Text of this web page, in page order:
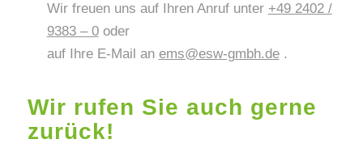
Wir freuen uns auf Ihren Anruf unter +49 2402 /
9383 – 0oder
auf Ihre E-Mail an ems@esw-gmbh.de.
Wir rufen Sie auch gerne
zurück!